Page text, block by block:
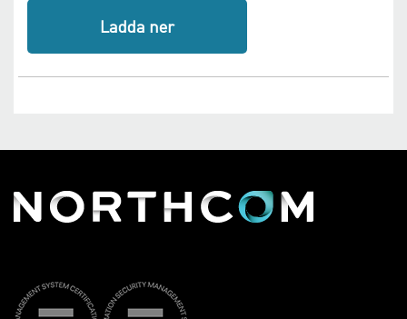
Ladda ner